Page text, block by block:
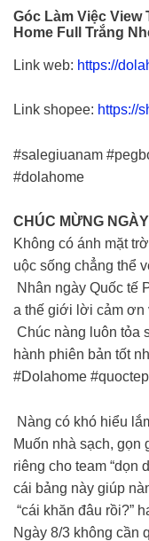
Góc Làm Việc View
Home Full Trắng
Link web: https://
Link shopee: https://
#salegiuanam
#dolahome
CHÚC MỪNG
Không có ánh mặt
uộc sống chẳng thể
Nhân ngày Quốc tế
a thế giới lời cảm ơn
Chúc nàng luôn tỏa
hành phiên bản tốt
#Dolahome
Nàng có khó hiểu
Muốn nhà sạch, gọn
riêng cho team “dọn
cái bảng này giúp
“cái khăn đâu rồi?”
Ngày 8/3 không cần